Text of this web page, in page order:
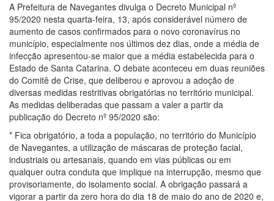
A Prefeitura de Navegantes divulga o Decreto Municipal nº
95/2020 nesta quarta-feira, 13, após considerável número de
aumento de casos confirmados para o novo coronavírus no
município, especialmente nos últimos dez dias, onde a média de
infecção apresentou-se maior que a média estabelecida para o
Estado de Santa Catarina. O debate aconteceu em duas reuniões
do Comitê de Crise, que deliberou e aprovou a adoção de
diversas medidas restritivas obrigatórias no território municipal.
As medidas deliberadas que passam a valer a partir da
publicação do Decreto nº 95/2020 são:
* Fica obrigatório, a toda a população, no território do Município
de Navegantes, a utilização de máscaras de proteção facial,
industriais ou artesanais, quando em vias públicas ou em
qualquer outra conduta que implique na interrupção, mesmo que
provisoriamente, do isolamento social. A obrigação passará a
vigorar a partir da zero hora do dia 18 de maio do ano de 2020 e,